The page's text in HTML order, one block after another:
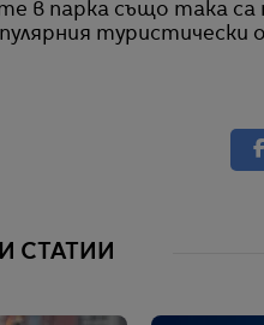
в парка също така са
СТАТИИ